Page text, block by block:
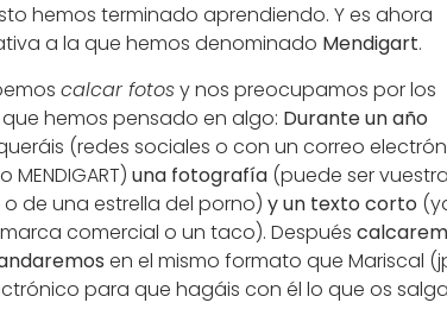
hemos terminado aprendiendo. Y es ahora
a la que hemos denominado Mendigart.
calcar fotosy nos preocupamos por los
que hemos pensado en algo: Durante un año
(redes sociales o con un correo
una fotografía(puede ser
de una estrella del porno) y un texto corto
comercial o un taco). Después
en el mismo formato que Mariscal
para que hagáis con él lo que os